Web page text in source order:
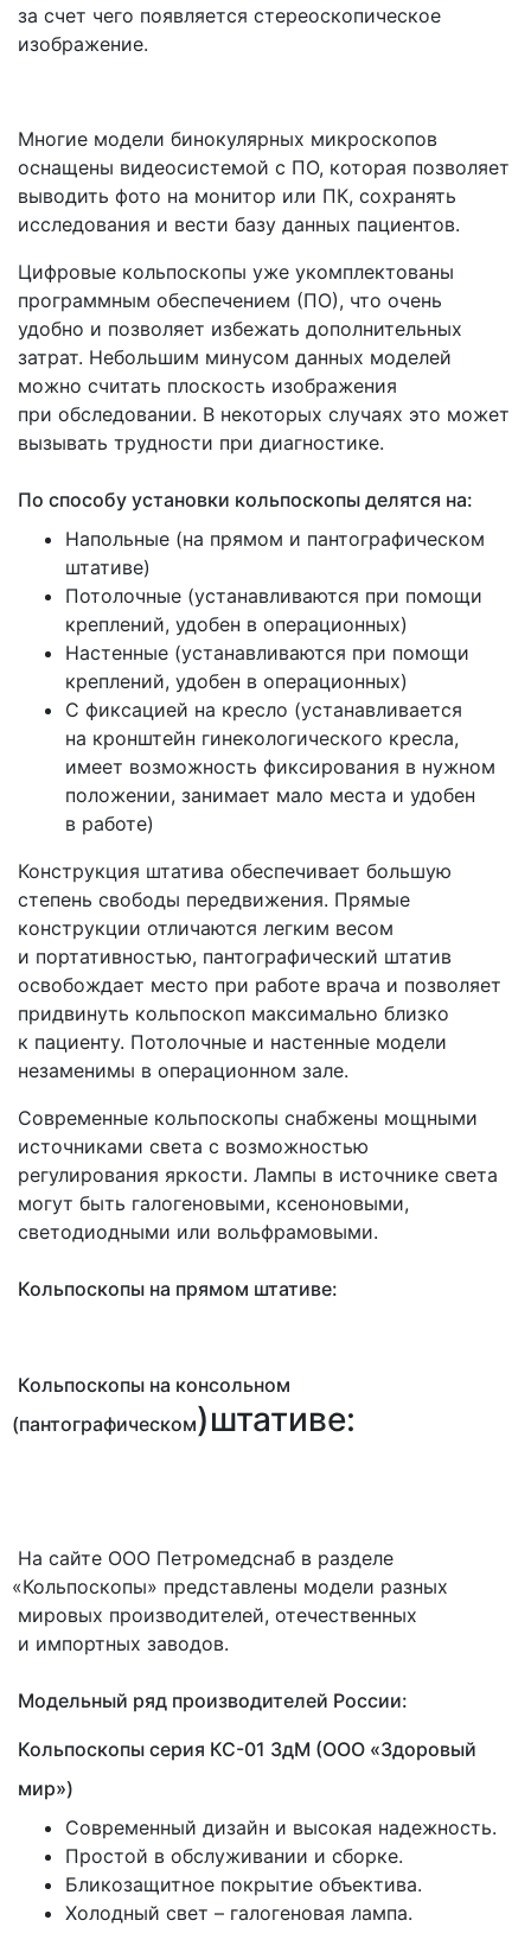
за счет чего появляется стереоскопическое
изображение.
Многие модели бинокулярных микроскопов
оснащены видеосистемой с ПО, которая позволяет
выводить фото на монитор или ПК, сохранять
исследования и вести базу данных пациентов.
Цифровые кольпоскопы уже укомплектованы
программным обеспечением (ПО), что очень
удобно и позволяет избежать дополнительных
затрат. Небольшим минусом данных моделей
можно считать плоскость изображения
при обследовании. В некоторых случаях это может
вызывать трудности при диагностике.
По способу установки кольпоскопы делятся на:
Напольные (на прямом и пантографическом
штативе)
Потолочные (устанавливаются при помощи
креплений, удобен в операционных)
Настенные (устанавливаются при помощи
креплений, удобен в операционных)
С фиксацией на кресло (устанавливается
на кронштейн гинекологического кресла,
имеет возможность фиксирования в нужном
положении, занимает мало места и удобен
в работе)
Конструкция штатива обеспечивает большую
степень свободы передвижения. Прямые
конструкции отличаются легким весом
и портативностью, пантографический штатив
освобождает место при работе врача и позволяет
придвинуть кольпоскоп максимально близко
к пациенту. Потолочные и настенные модели
незаменимы в операционном зале.
Современные кольпоскопы снабжены мощными
источниками света с возможностью
регулирования яркости. Лампы в источнике света
могут быть галогеновыми, ксеноновыми,
светодиодными или вольфрамовыми.
Кольпоскопы на прямом штативе:
Кольпоскопы на консольном
(пантографическом)штативе:
На сайте ООО Петромедснаб в разделе
«Кольпоскопы» представлены модели разных
мировых производителей, отечественных
и импортных заводов.
Модельный ряд производителей России:
Кольпоскопы серия КС-01 ЗдМ (ООО «Здоровый
мир»)
Современный дизайн и высокая надежность.
Простой в обслуживании и сборке.
Бликозащитное покрытие объектива.
Холодный свет – галогеновая лампа.